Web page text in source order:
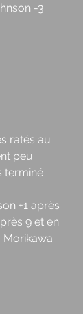
-3
ratés au
peu
terminé
+1 après
9 et en
Morikawa